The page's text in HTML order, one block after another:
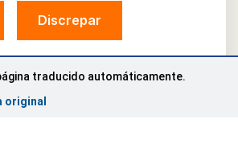
2026.
Discrepar
traducido automáticamente.
original